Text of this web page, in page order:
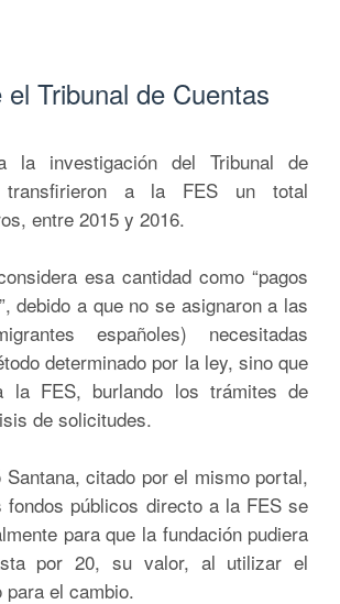
Tribunal de Cuentas
la investigación del Tribunal de
transfirieron a la FES un total
entre 2015 y 2016.
esa cantidad como “pagos
debido a que no se asignaron a las
españoles) necesitadas
determinado por la ley, sino que
la FES, burlando los trámites de
de solicitudes.
Santana, citado por el mismo portal,
públicos directo a la FES se
para que la fundación pudiera
por 20, su valor, al utilizar el
para el cambio.